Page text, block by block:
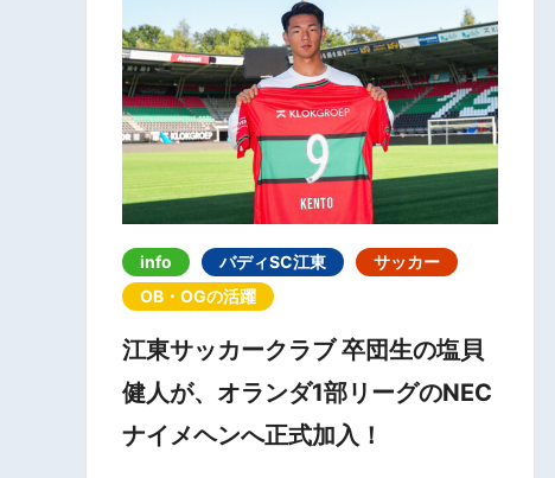
info バディSC江東
サッカー
OB・OGの活躍
江東サッカークラブ 卒団生の塩貝
健人が、オランダ1部リーグのNEC
ナイメヘンへ正式加入！